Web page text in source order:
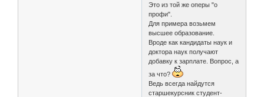
Это из той же оперы "о
профи".
Для примера возьмем
высшее образование.
Вроде как кандидаты наук и
доктора наук получают
добавку к зарплате. Вопрос, а
за что?
Ведь всегда найдутся
старшекурсник студент-